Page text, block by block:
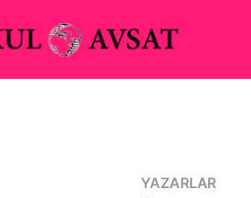
YAZARLAR